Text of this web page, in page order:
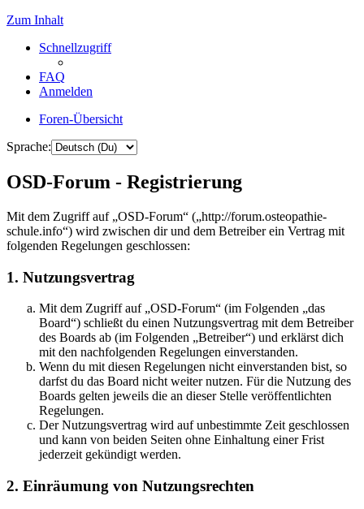
Zum Inhalt
Schnellzugriff
FAQ
Anmelden
Foren-Übersicht
Sprache:
OSD-Forum - Registrierung
Mit dem Zugriff auf „OSD-Forum“ („http://forum.osteopathie-
schule.info“) wird zwischen dir und dem Betreiber ein Vertrag mit
folgenden Regelungen geschlossen:
1. Nutzungsvertrag
Mit dem Zugriff auf „OSD-Forum“ (im Folgenden „das
Board“) schließt du einen Nutzungsvertrag mit dem Betreiber
des Boards ab (im Folgenden „Betreiber“) und erklärst dich
mit den nachfolgenden Regelungen einverstanden.
Wenn du mit diesen Regelungen nicht einverstanden bist, so
darfst du das Board nicht weiter nutzen. Für die Nutzung des
Boards gelten jeweils die an dieser Stelle veröffentlichten
Regelungen.
Der Nutzungsvertrag wird auf unbestimmte Zeit geschlossen
und kann von beiden Seiten ohne Einhaltung einer Frist
jederzeit gekündigt werden.
2. Einräumung von Nutzungsrechten